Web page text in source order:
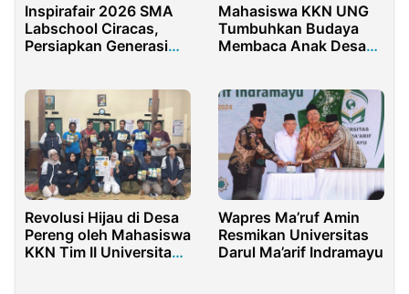
Inspirafair 2026 SMA
Labschool Ciracas,
Persiapkan Generasi
Mahasiswa KKN UNG
Tumbuhkan Budaya
Membaca Anak Desa
Revolusi Hijau di Desa
Pereng oleh Mahasiswa
KKN Tim II Universitas
Wapres Ma’ruf Amin
Resmikan Universitas
Darul Ma’arif Indramayu